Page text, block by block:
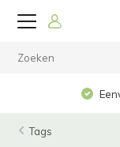
Tags